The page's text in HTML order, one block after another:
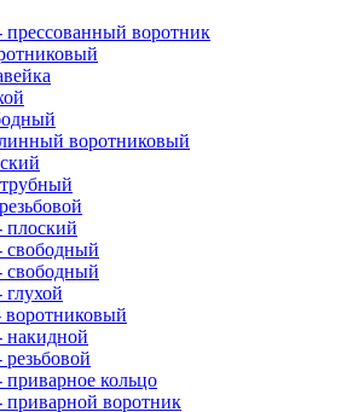
прессованный воротник
воротниковый
плоский
свободный
свободный
глухой
воротниковый
накидной
резьбовой
приварное кольцо
приварной воротник